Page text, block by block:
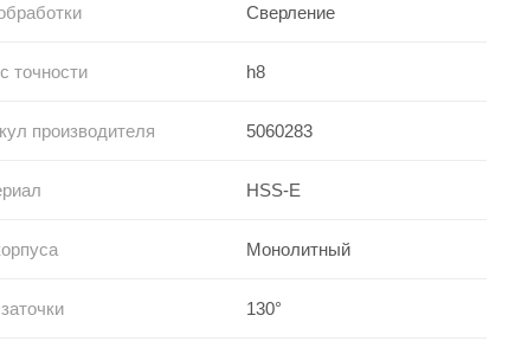
Сверление
точности h8
производителя 5060283
HSS-E
Монолитный
130°